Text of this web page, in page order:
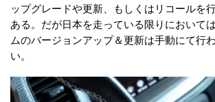
ップグレードや更新、もしくはリコールを
ある。だが日本を走っている限りにおいて
ムのバージョンアップ＆更新は手動にて行
い。